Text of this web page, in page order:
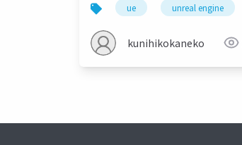
ue unreal engine
kunihikokaneko